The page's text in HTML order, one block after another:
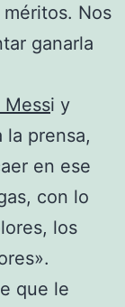
Nos
ganarla
Messi y
la prensa,
en ese
con lo
los
que le